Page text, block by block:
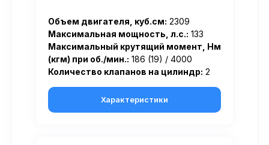
Объем двигателя, куб.см: 2309
Максимальная мощность, л.с.: 133
Максимальный крутящий момент, Нм
(кгм) при об./мин.: 186 (19) / 4000
Количество клапанов на цилиндр: 2
Характеристики